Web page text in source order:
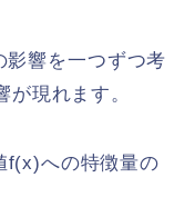
響を一つずつ考
現れます。
f(x)への特徴量の